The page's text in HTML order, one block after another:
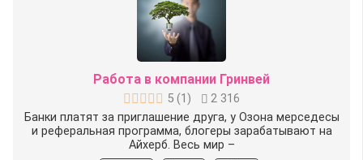
Работа в компании Гринвей
5 (1 )
2 316
Банки платят за приглашение друга, у Озона мерседесы
и реферальная программа, блогеры зарабатывают на
Айхерб. Весь мир –